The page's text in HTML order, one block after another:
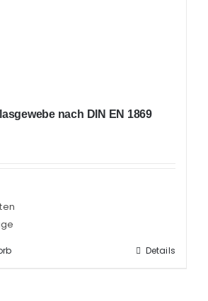
nach DIN EN 1869
Details